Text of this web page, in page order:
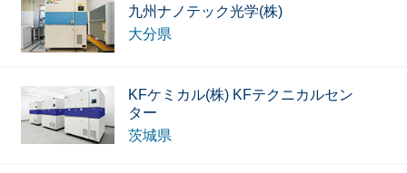
九州ナノテック光学(株)
大分県
KFケミカル(株) KFテクニカルセン
ター
茨城県